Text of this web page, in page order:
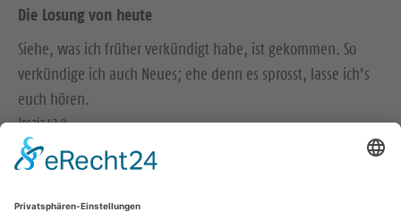
Die Losung von heute
Siehe, was ich früher verkündigt habe, ist gekommen. So
verkündige ich auch Neues; ehe denn es sprosst, lasse ich’s
euch hören.
Jesaja 42,9
Der Menschensohn ist’s, der den guten Samen sät. Der Acker
Matthäus 13,37-38